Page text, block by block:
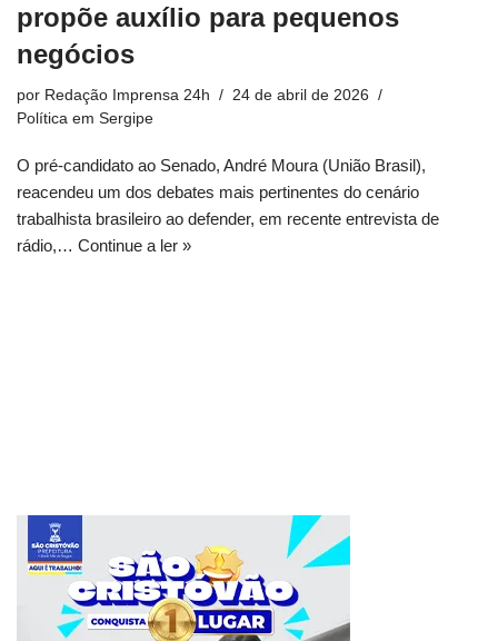
propõe auxílio para pequenos
negócios
por Redação Imprensa 24h
24 de abril de 2026
Política em Sergipe
O pré-candidato ao Senado, André Moura (União Brasil),
reacendeu um dos debates mais pertinentes do cenário
trabalhista brasileiro ao defender, em recente entrevista de
rádio,… Continue a ler »